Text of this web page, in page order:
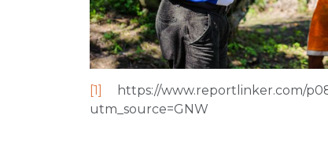
[1]
https://www.reportlinker.com/
utm_source=GNW